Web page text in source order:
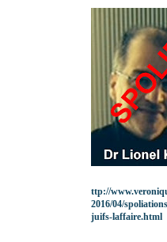
ttp://
2016/04/
juifs-laffaire.html